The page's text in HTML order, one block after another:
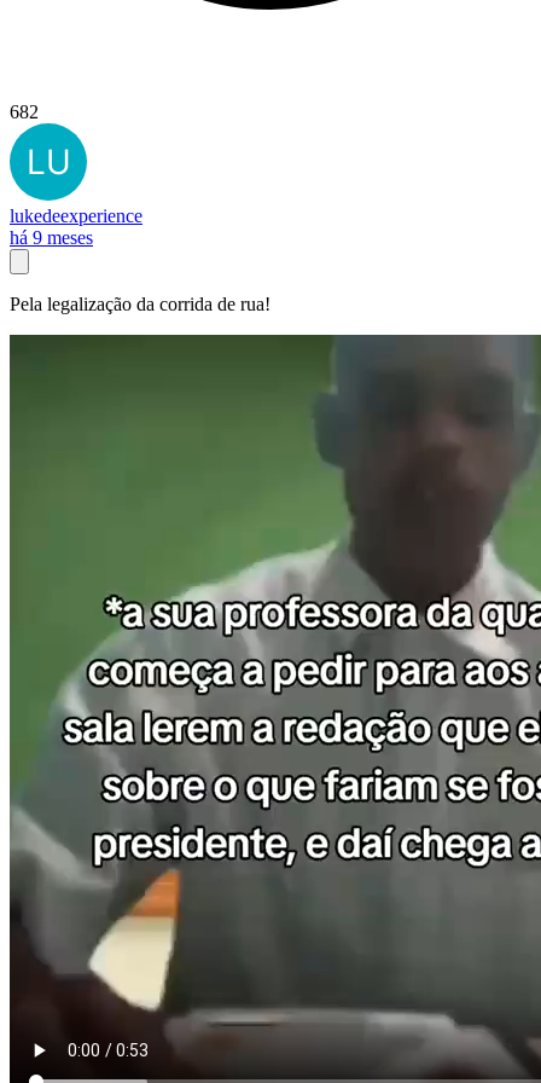
682
lukedeexperience
há 9 meses
Pela legalização da corrida de rua!